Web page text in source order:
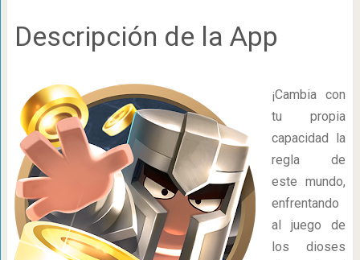
Descripción de la App
¡Cambia con
tu propia
capacidad la
regla de
este mundo,
enfrentando
al juego de
los dioses